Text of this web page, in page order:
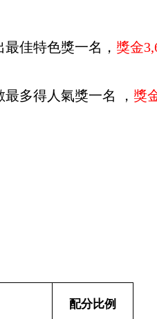
佳特色獎一名， 獎金
多得人氣獎一名 ， 獎
配分比例